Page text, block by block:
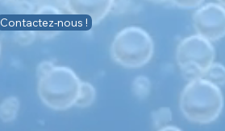
Contactez-nous !